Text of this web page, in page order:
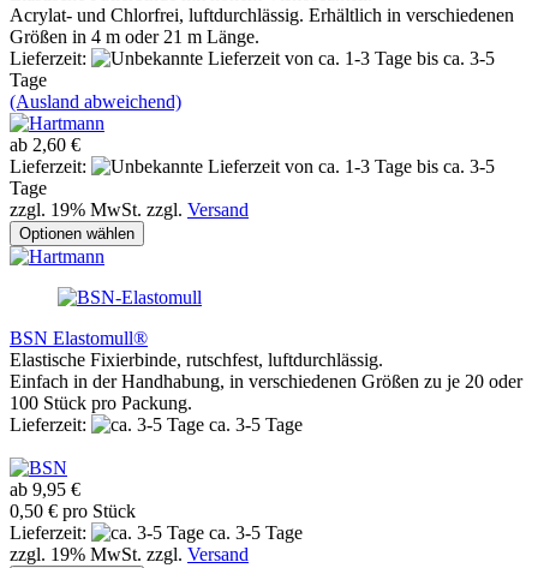
Acrylat- und Chlorfrei, luftdurchlässig. Erhältlich in verschiedenen
Größen in 4 m oder 21 m Länge.
Lieferzeit:
von ca. 1-3 Tage bis ca. 3-5
Tage
(Ausland abweichend)
ab 2,60 €
Lieferzeit:
von ca. 1-3 Tage bis ca. 3-5
Tage
zzgl. 19% MwSt. zzgl. Versand
Optionen wählen
BSN Elastomull®
Elastische Fixierbinde, rutschfest, luftdurchlässig.
Einfach in der Handhabung, in verschiedenen Größen zu je 20 oder
100 Stück pro Packung.
Lieferzeit:
ca. 3-5 Tage
ab 9,95 €
0,50 € pro Stück
Lieferzeit:
ca. 3-5 Tage
zzgl. 19% MwSt. zzgl. Versand